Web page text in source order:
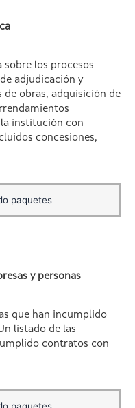
sobre los procesos
adjudicación y
obras, adquisición de
institución con
concesiones,
paquetes
y personas
que han incumplido
listado de las
contratos con
paquetes